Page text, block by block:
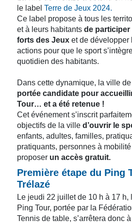
le label Terre de Jeux 2024.
Ce label propose à tous les
et à leurs habitants de participer
forts des Jeux et de développer
actions pour que le sport
quotidien des habitants.
Dans cette dynamique, la ville
portée candidate pour
Tour… et a été retenue !
Cet événement s’inscrit
objectifs de la ville d’ouvrir le
enfants, adultes, familles,
pratiquants, personnes à
proposer un accès gratuit.
Première étape du Ping
Trélazé
Le jeudi 22 juillet de 10 h à 17 h,
Ping Tour, portée par la
Tennis de table, s’arrêtera donc